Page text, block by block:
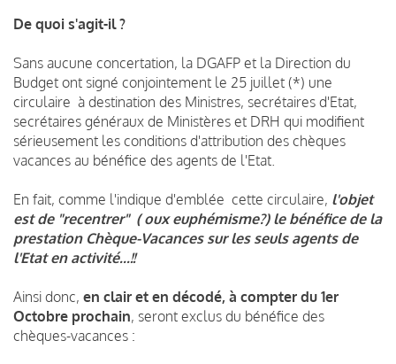
De quoi s'agit-il ?
Sans aucune concertation, la DGAFP et la Direction du
Budget ont signé conjointement le 25 juillet (*) une
circulaire à destination des Ministres, secrétaires d'Etat,
secrétaires généraux de Ministères et DRH qui modifient
sérieusement les conditions d'attribution des chèques
vacances au bénéfice des agents de l'Etat.
En fait, comme l'indique d'emblée cette circulaire, l'objet
est de "recentrer" ( oux euphémisme?) le bénéfice de la
prestation Chèque-Vacances sur les seuls agents de
l'Etat en activité...!!
Ainsi donc, en clair et en décodé, à compter du 1er
Octobre prochain, seront exclus du bénéfice des
chèques-vacances :